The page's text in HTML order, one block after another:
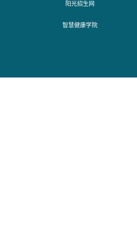
阳光招生网
智慧健康学院